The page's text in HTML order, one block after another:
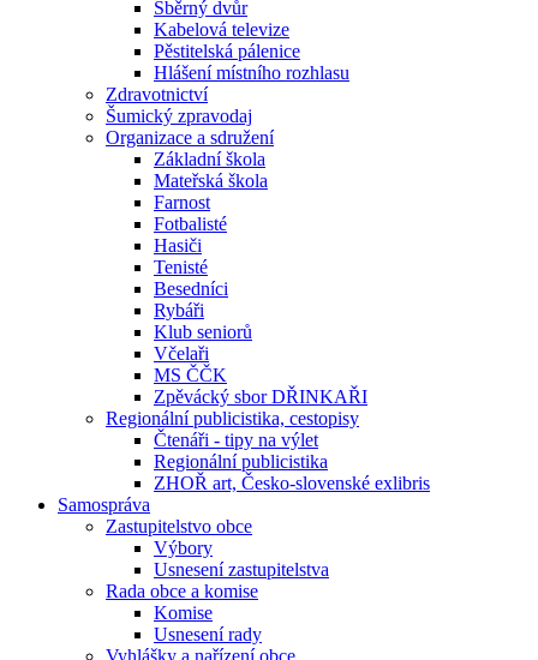
Sběrný dvůr
Kabelová televize
Pěstitelská pálenice
Hlášení místního rozhlasu
Zdravotnictví
Šumický zpravodaj
Organizace a sdružení
Základní škola
Mateřská škola
Farnost
Fotbalisté
Hasiči
Tenisté
Besedníci
Rybáři
Klub seniorů
Včelaři
MS ČČK
Zpěvácký sbor DŘINKAŘI
Regionální publicistika, cestopisy
Čtenáři - tipy na výlet
Regionální publicistika
ZHOŘ art, Česko-slovenské exlibris
Samospráva
Zastupitelstvo obce
Výbory
Usnesení zastupitelstva
Rada obce a komise
Komise
Usnesení rady
Vyhlášky a nařízení obce